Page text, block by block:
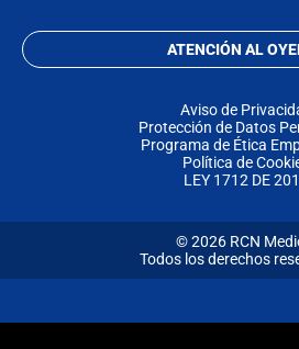
ATENCIÓN AL
Aviso de
Protección de Datos
Programa de Ética
Política de
LEY 1712 DE
© 2026 RCN
Todos los derechos